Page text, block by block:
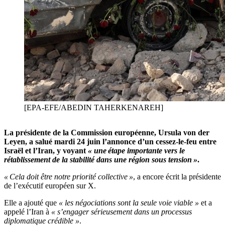
[EPA-EFE/ABEDIN TAHERKENAREH]
La présidente de la Commission européenne, Ursula von der
Leyen, a salué mardi 24 juin l’annonce d’un cessez-le-feu entre
Israël et l’Iran, y voyant « une étape importante vers le
rétablissement de la stabilité dans une région sous tension ».
« Cela doit être notre priorité collective », a encore écrit la présidente
de l’exécutif européen sur X.
Elle a ajouté que « les négociations sont la seule voie viable » et a
appelé l’Iran à « s’engager sérieusement dans un processus
diplomatique crédible ».